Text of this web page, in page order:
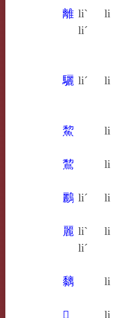
離 li`
li´
li
驪 li´ li
鯬 li
鵹 li
鸝 li´ li
麗 li`
li´
li
黐 li
𠠍 li